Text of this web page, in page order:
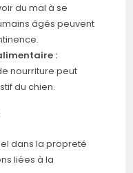
du mal à se
âgés peuvent
:
nourriture peut
du chien.
dans la propreté
liées à la